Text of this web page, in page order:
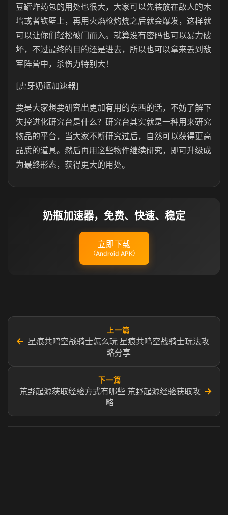
豆罐炸药包的用处也很大，大家可以先装放在敌人的木
墙或者铁壁上，再用火焰枪灼烧之后就会爆发，这样就
可以让你们轻松破门而入。就算没有密码也可以暴力破
坏，不过最终的目的还是进去，所以也可以拿来丢到敌
军阵营中，杀伤力特别大！
[虎牙奶瓶加速器]
要是大家想要研究出更加有用的东西的话，不妨了解下
失控进化研究台是什么？研究台其实就是一种用来研究
物品的平台，当大家不断研究过后，自然可以获得更高
品质的道具。然后再用这些物件继续研究，即可升级成
为最终形态，获得更大的用处。
奶瓶加速器，免费、快速、稳定
立即下载
（Android APK）
←
上一篇
星痕共鸣空战骑士怎么玩 星痕共鸣空战骑士玩法攻
略分享
下一篇
荒野起源获取经验方式有哪些 荒野起源经验获取攻
略
→